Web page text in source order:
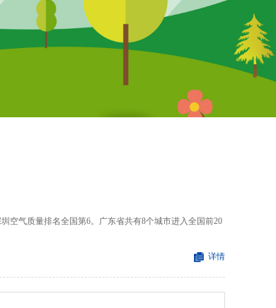
空气质量排名全国第6。广东省共有8个城市进入全国前20
详情